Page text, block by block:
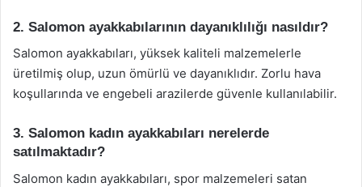
2. Salomon ayakkabılarının dayanıklılığı nasıldır?
Salomon ayakkabıları, yüksek kaliteli malzemelerle
üretilmiş olup, uzun ömürlü ve dayanıklıdır. Zorlu hava
koşullarında ve engebeli arazilerde güvenle kullanılabilir.
3. Salomon kadın ayakkabıları nerelerde
satılmaktadır?
Salomon kadın ayakkabıları, spor malzemeleri satan